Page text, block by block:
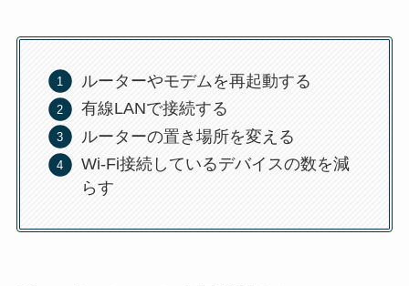
ルーターやモデムを再起動する
有線LANで接続する
ルーターの置き場所を変える
Wi-Fi接続しているデバイスの数を減
らす